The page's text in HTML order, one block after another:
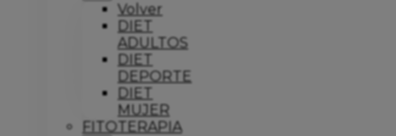
Volver
DIET
ADULTOS
DIET
DEPORTE
DIET
MUJER
FITOTERAPIA